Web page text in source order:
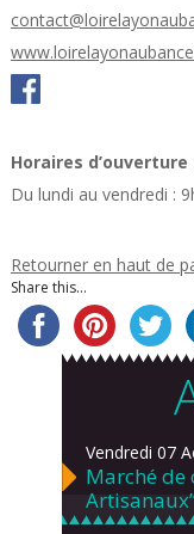
Horaires d’ouverture
Du lundi au vendredi :
Retourner en haut de
Share this...
Vendredi 07
Marché de